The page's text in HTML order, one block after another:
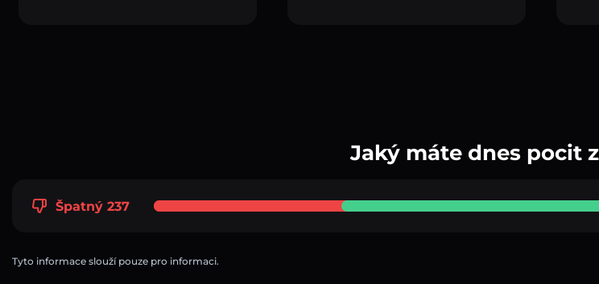
Jaký máte dnes pocit z
Špatný 237
Tyto informace slouží pouze pro informaci.